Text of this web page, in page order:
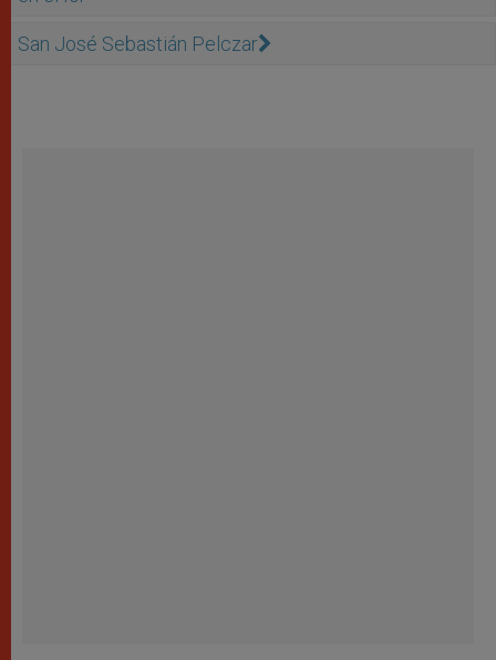
San José Sebastián Pelczar